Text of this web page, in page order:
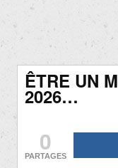
ÊTRE UN
2026…
0
PARTAGES